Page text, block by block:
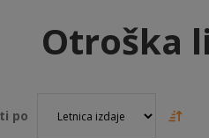
Otroška
po